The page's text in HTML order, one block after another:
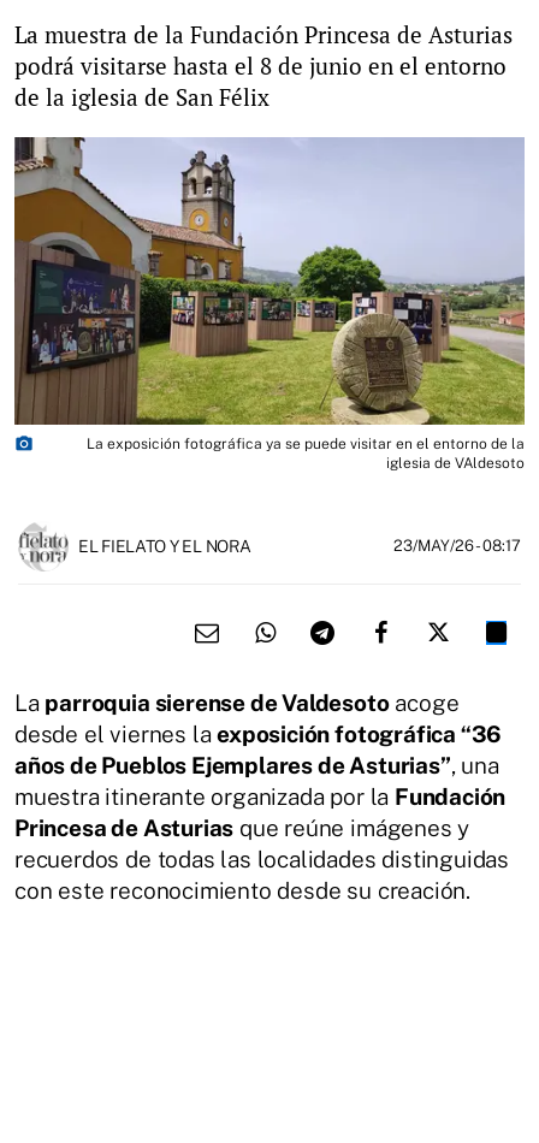
La muestra de la Fundación Princesa de Asturias
podrá visitarse hasta el 8 de junio en el entorno
de la iglesia de San Félix
photo_camera
La exposición fotográfica ya se puede visitar en el entorno de la
iglesia de VAldesoto
EL FIELATO Y EL NORA 23/MAY/26- 08:17
La parroquia sierense de Valdesotoacoge
desde el viernes laexposición fotográfica “36
años de Pueblos Ejemplares de Asturias”, una
muestra itinerante organizada por la Fundación
Princesa de Asturias que reúne imágenes y
recuerdos de todas las localidades distinguidas
con este reconocimiento desde su creación.